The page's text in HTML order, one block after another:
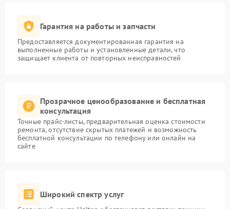
Гарантия на работы и запчасти
Предоставляется документированная гарантия на
выполненные работы и установленные детали, что
защищает клиента от повторных неисправностей
Прозрачное ценообразование и бесплатная
консультация
Точные прайс-листы, предварительная оценка стоимости
ремонта, отсутствие скрытых платежей и возможность
бесплатной консультации по телефону или онлайн на
сайте
Широкий спектр услуг